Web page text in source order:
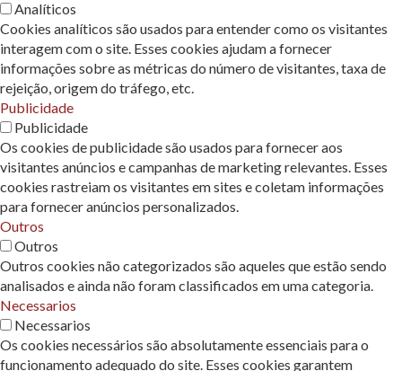
Analíticos
Cookies analíticos são usados ​​para entender como os visitantes
interagem com o site. Esses cookies ajudam a fornecer
informações sobre as métricas do número de visitantes, taxa de
rejeição, origem do tráfego, etc.
Publicidade
Publicidade
Os cookies de publicidade são usados ​​para fornecer aos
visitantes anúncios e campanhas de marketing relevantes. Esses
cookies rastreiam os visitantes em sites e coletam informações
para fornecer anúncios personalizados.
Outros
Outros
Outros cookies não categorizados são aqueles que estão sendo
analisados ​​e ainda não foram classificados em uma categoria.
Necessarios
Necessarios
Os cookies necessários são absolutamente essenciais para o
funcionamento adequado do site. Esses cookies garantem